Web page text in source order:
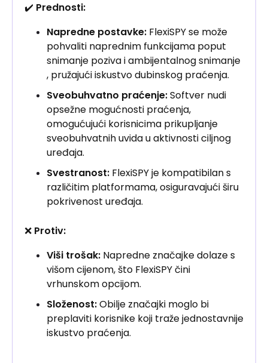
✔️ Prednosti:
Napredne postavke: FlexiSPY se može
pohvaliti naprednim funkcijama poput
snimanje poziva i ambijentalnog snimanje
, pružajući iskustvo dubinskog praćenja.
Sveobuhvatno praćenje:Softver nudi
opsežne mogućnosti praćenja,
omogućujući korisnicima prikupljanje
sveobuhvatnih uvida u aktivnosti ciljnog
uređaja.
Svestranost: FlexiSPY je kompatibilan s
različitim platformama, osiguravajući širu
pokrivenost uređaja.
❌ Protiv:
Viši trošak: Napredne značajke dolaze s
višom cijenom, što FlexiSPY čini
vrhunskom opcijom.
Složenost:Obilje značajki moglo bi
preplaviti korisnike koji traže jednostavnije
iskustvo praćenja.